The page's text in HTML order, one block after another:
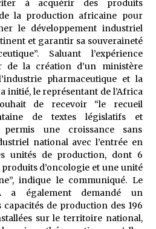
à acquérir des produits
la production africaine pour
le développement industriel
et garantir sa souveraineté
Saluant l’expérience
de la création d’un ministère
pharmaceutique et la
initié, le représentant de l’Africa
de recevoir “le recueil
de textes législatifs et
permis une croissance sans
national avec l’entrée en
unités de production, dont 6
d’oncologie et une unité
indique le communiqué. Le
a également demandé un
de production des 196
sur le territoire national,